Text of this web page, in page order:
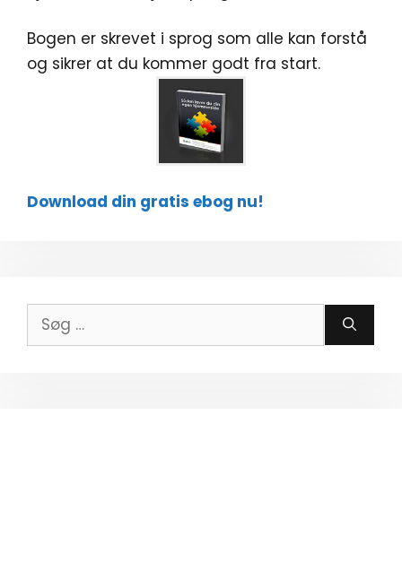
Bogen er skrevet i sprog som alle kan forstå
og sikrer at du kommer godt fra start.
Download din gratis ebog nu!
Søg
efter: